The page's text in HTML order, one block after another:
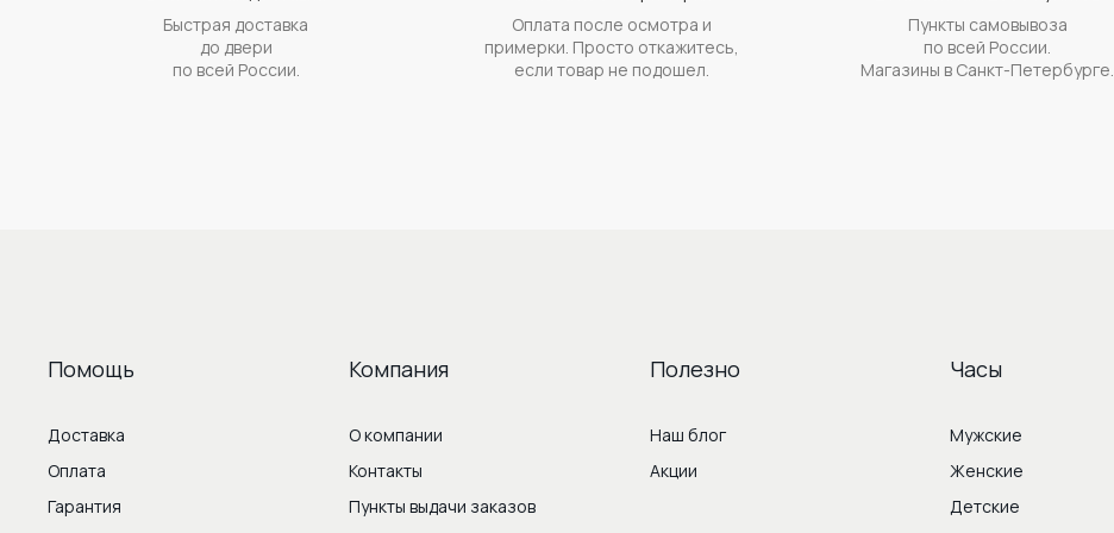
Быстрая доставка
до двери
по всей России.
Оплата после осмотра и
примерки. Просто откажитесь,
если товар не подошел.
Пункты самовывоза
по всей России.
Магазины в Санкт-Петербурге.
Помощь
Доставка
Оплата
Гарантия
Компания
О компании
Контакты
Пункты выдачи заказов
Полезно
Наш блог
Акции
Часы
Мужские
Женские
Детские